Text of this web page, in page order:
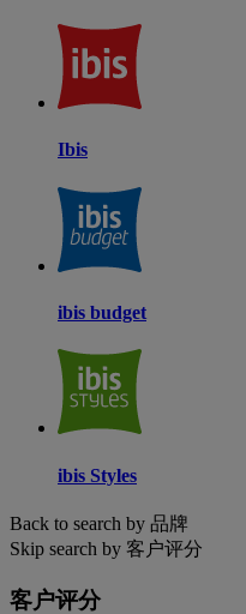
Ibis
ibis budget
ibis Styles
Back to search by 品牌
Skip search by 客户评分
客户评分